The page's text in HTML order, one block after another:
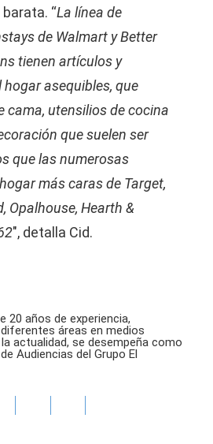
“La línea de
de Walmart y Better
tienen artículos y
hogar asequibles, que
cama, utensilios de cocina
que suelen ser
que las numerosas
más caras de Target,
Opalhouse, Hearth &
″, detalla Cid.
20 años de experiencia,
áreas en medios
actualidad, se desempeña como
Audiencias del Grupo El